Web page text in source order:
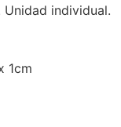
Unidad individual.
1cm